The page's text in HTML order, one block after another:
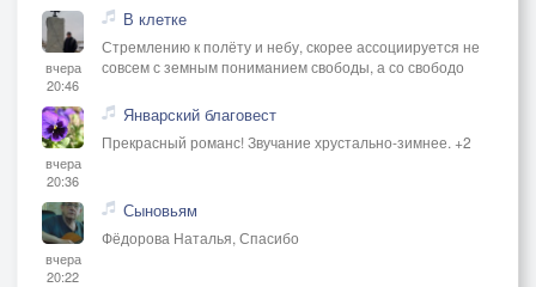
вчера
20:46
В клетке
Стремлению к полёту и небу, скорее ассоциируется не
совсем с земным пониманием свободы, а со свободо
вчера
20:36
Январский благовест
Прекрасный романс! Звучание хрустально-зимнее. +2
вчера
20:22
Сыновьям
Фёдорова Наталья, Спасибо